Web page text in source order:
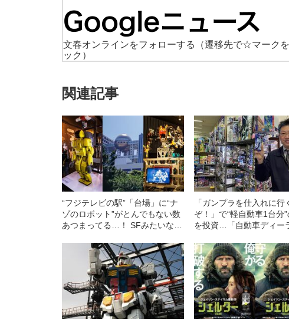
文春オンラインをフォローする
（遷移先で☆マーク
ック）
関連記事
“フジテレビの駅”「台場」に“ナ
ゾのロボット”がとんでもない数
あつまってる…！ SFみたいな本
「ガンプラを仕入れに行
ぞ！」で“軽自動車1台分
を投資…「自動車ディー
ている話